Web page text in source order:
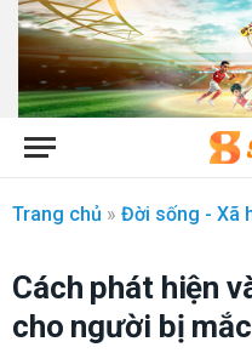
Trang chủ » Đời sống - Xã
Cách phát hiện
cho người bị